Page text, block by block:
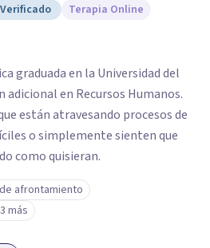
Verificado Terapia Online
graduada en la Universidad del
adicional en Recursos Humanos.
están atravesando procesos de
o simplemente sienten que
como quisieran.
afrontamiento
más